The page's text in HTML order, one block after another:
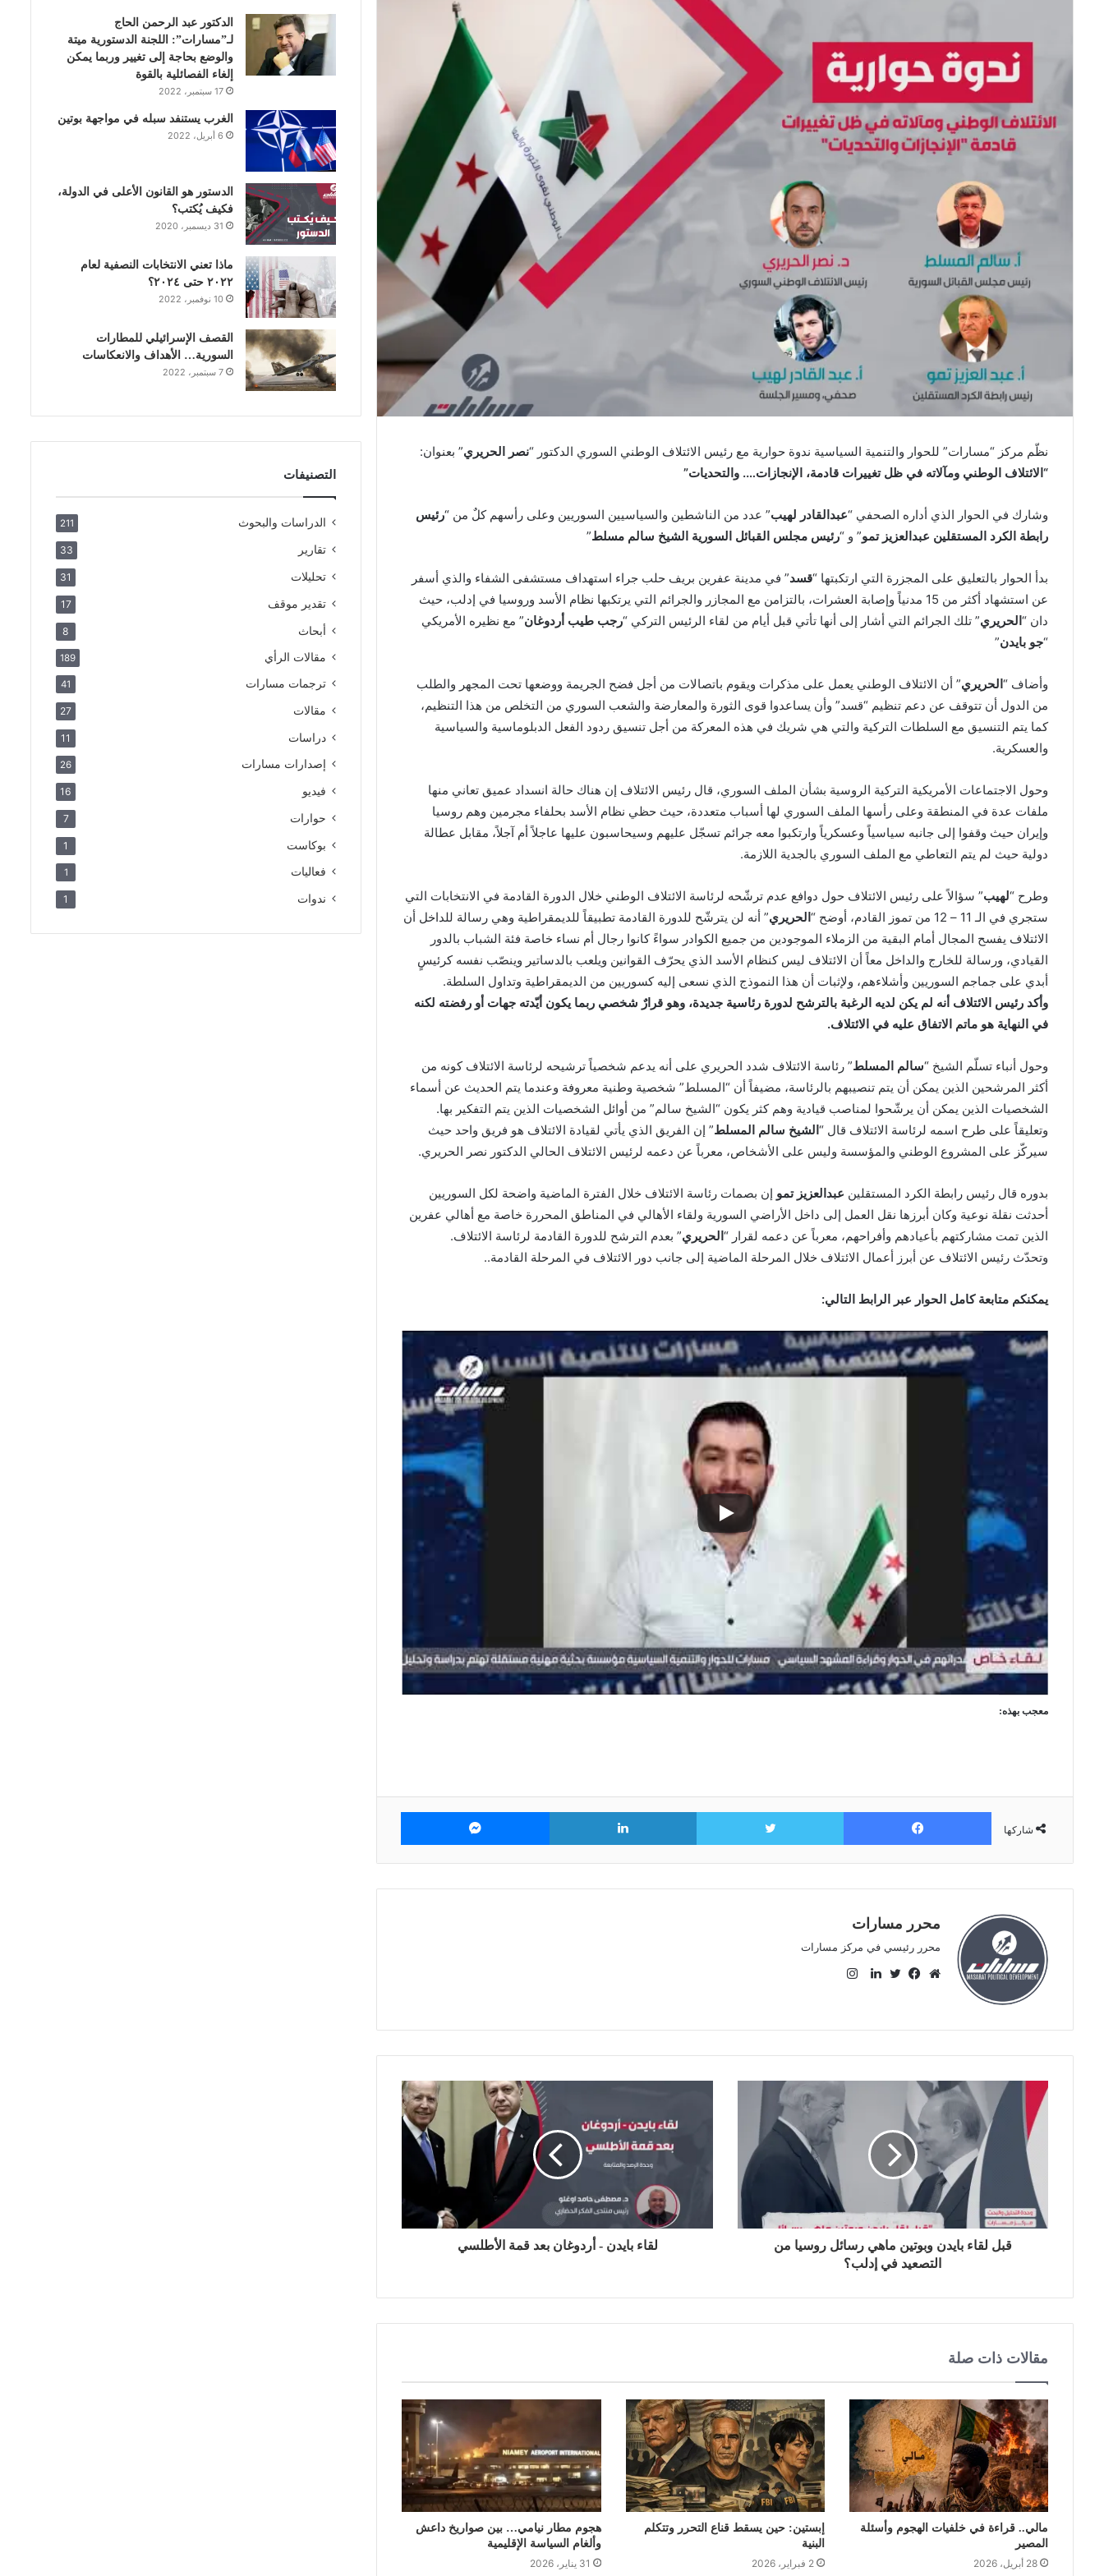
نظّم مركز “مسارات” للحوار والتنمية السياسية ندوة حوارية مع رئيس الائتلاف الوطني السوري الدكتور “نصر الحريري” بعنوان:
“الائتلاف الوطني ومآلاته في ظل تغييرات قادمة، الإنجازات…. والتحديات”
وشارك في الحوار الذي أداره الصحفي “عبدالقادر لهيب” عدد من الناشطين والسياسيين السوريين وعلى رأسهم كلٌ من “رئيس
رابطة الكرد المستقلين عبدالعزيز تمو” و “رئيس مجلس القبائل السورية الشيخ سالم مسلط”
بدأ الحوار بالتعليق على المجزرة التي ارتكبتها “قسد” في مدينة عفرين بريف حلب جراء استهداف مستشفى الشفاء والذي أسفر
عن استشهاد أكثر من 15 مدنياً وإصابة العشرات، بالتزامن مع المجازر والجرائم التي يرتكبها نظام الأسد وروسيا في إدلب، حيث
دان “ الحريري” تلك الجرائم التي أشار إلى أنها تأتي قبل أيام من لقاء الرئيس التركي “رجب طيب أردوغان” مع نظيره الأمريكي
“جو بايدن”
وأضاف “ الحريري” أن الائتلاف الوطني يعمل على مذكرات ويقوم باتصالات من أجل فضح الجريمة ووضعها تحت المجهر والطلب
من الدول أن تتوقف عن دعم تنظيم “قسد” وأن يساعدوا قوى الثورة والمعارضة والشعب السوري من التخلص من هذا التنظيم،
كما يتم التنسيق مع السلطات التركية والتي هي شريك في هذه المعركة من أجل تنسيق ردود الفعل الدبلوماسية والسياسية
والعسكرية.
وحول الاجتماعات الأمريكية التركية الروسية بشأن الملف السوري، قال رئيس الائتلاف إن هناك حالة انسداد عميق تعاني منها
ملفات عدة في المنطقة وعلى رأسها الملف السوري لها أسباب متعددة، حيث حظي نظام الأسد بحلفاء مجرمين وهم روسيا
وإيران حيث وقفوا إلى جانبه سياسياً وعسكرياً وارتكبوا معه جرائم تسجّل عليهم وسيحاسبون عليها عاجلاً أم آجلاً، مقابل عطالة
دولية حيث لم يتم التعاطي مع الملف السوري بالجدية اللازمة.
وطرح “لهيب” سؤالاً على رئيس الائتلاف حول دوافع عدم ترشّحه لرئاسة الائتلاف الوطني خلال الدورة القادمة في الانتخابات التي
ستجري في الـ 11 – 12 من تموز القادم، أوضح “
الحريري” أنه لن يترشّح للدورة القادمة تطبيقاً للديمقراطية وهي رسالة للداخل أن
الائتلاف يفسح المجال أمام البقية من الزملاء الموجودين من جميع الكوادر سواءً كانوا رجال أم نساء خاصة فئة الشباب بالدور
القيادي، ورسالة للخارج والداخل معاً أن الائتلاف ليس كنظام الأسد الذي يحرّف القوانين ويلعب بالدساتير وينصّب نفسه كرئيسٍ
أبدي على جماجم السوريين وأشلاءهم، ولإثبات أن هذا النموذج الذي نسعى إليه كسوريين من الديمقراطية وتداول السلطة.
وأكد رئيس الائتلاف أنه لم يكن لديه الرغبة بالترشح لدورة رئاسية جديدة، وهو قرارٌ شخصي ربما يكون أيّدته جهات أو رفضته لكنه
في النهاية هو ماتم الاتفاق عليه في الائتلاف.
وحول أنباء تسلّم الشيخ “سالم المسلط” رئاسة الائتلاف شدد الحريري على أنه يدعم شخصياً ترشيحه لرئاسة الائتلاف كونه من
أكثر المرشحين الذين يمكن أن يتم تنصيبهم بالرئاسة، مضيفاً أن “المسلط” شخصية وطنية معروفة وعندما يتم الحديث عن أسماء
الشخصيات الذين يمكن أن يرشّحوا لمناصب قيادية وهم كثر يكون “الشيخ سالم” من أوائل الشخصيات الذين يتم التفكير بها.
وتعليقاً على طرح اسمه لرئاسة الائتلاف قال “ الشيخ سالم المسلط” إن الفريق الذي يأتي لقيادة الائتلاف هو فريق واحد حيث
سيركّز على المشروع الوطني والمؤسسة وليس على الأشخاص، معرباً عن دعمه لرئيس الائتلاف الحالي الدكتور نصر الحريري.
بدوره قال رئيس رابطة الكرد المستقلين عبدالعزيز تمو إن بصمات رئاسة الائتلاف خلال الفترة الماضية واضحة لكل السوريين
أحدثت نقلة نوعية وكان أبرزها نقل العمل إلى داخل الأراضي السورية ولقاء الأهالي في المناطق المحررة خاصة مع أهالي عفرين
الذين تمت مشاركتهم بأعيادهم وأفراحهم، معرباً عن دعمه لقرار “ الحريري” بعدم الترشح للدورة القادمة لرئاسة الائتلاف.
وتحدّث رئيس الائتلاف عن أبرز أعمال الائتلاف خلال المرحلة الماضية إلى جانب دور الائتلاف في المرحلة القادمة..
يمكنكم متابعة كامل الحوار عبر الرابط التالي:
معجب بهذه:
شاركها
فيسبوك تويتر لينكدإن
محرر مسارات
محرر رئيسي في مركز مسارات
ق
ع
ل
ي
ب
س
ب
ي
ت
ن
ك
ت
ق
م
قبل لقاء بايدن وبوتين ماهي رسائل روسيا من
التصعيد في إدلب؟
لقاء بايدن - أردوغان بعد قمة الأطلسي
مقالات ذات صلة
مالي.. قراءة في خلفيات الهجوم وأسئلة
المصير
28 أبريل، 2026
إبستين: حين يسقط قناع التحرر وتتكلم
البنية
2 فبراير، 2026
هجوم مطار نيامي… بين صواريخ داعش
وألغام السياسة الإقليمية
31 يناير، 2026
ك
إ
ن
ب
ا
الدكتور عبد الرحمن الحاج
لـ”مسارات”: اللجنة الدستورية ميتة
والوضع بحاجة إلى تغيير وربما يمكن
إلغاء الفصائلية بالقوة
17 سبتمبر، 2022
الغرب يستنفد سبله في مواجهة بوتين
6 أبريل، 2022
الدستور هو القانون الأعلى في الدولة،
فكيف يُكتب؟
31 ديسمبر، 2020
ماذا تعني الانتخابات النصفية لعام
٢٠٢٢ حتى ٢٠٢٤؟
10 نوفمبر، 2022
القصف الإسرائيلي للمطارات
السورية… الأهداف والانعكاسات
7 سبتمبر، 2022
التصنيفات
الدراسات والبحوث 211
تقارير 33
تحليلات 31
تقدير موقف 17
أبحاث 8
مقالات الرأي 189
ترجمات مسارات 41
مقالات 27
دراسات 11
إصدارات مسارات 26
فيديو 16
حوارات 7
بوكاست 1
فعاليات 1
ندوات 1